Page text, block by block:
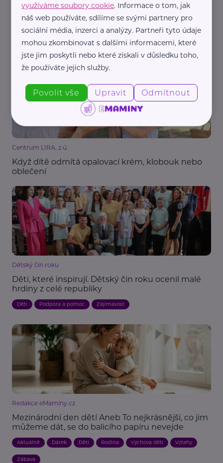
Prázdniny dávají dětským zubům zabrat.
Stomatolog upozorňuje na tři chyby, které rodiče
dělají nejčastěji
Centrum LIRA, z.ú.
Když dítě odmítá opalovací krém, klobouk nebo
oblečení
Dětský čin roku
Děti, které inspirují. Dětský čin roku ocenil malé
hrdiny z celé republiky
Děti Podpora a pomoc Zajímavost
Redakce eMaminy.cz
Mezinárodní den dětí Aneb To nejkrásnější, co jim
můžeme dát, se do balicího papíru nevejde
Aktuálně Dárek Děti Rodina Výchova dětí Vztahy
Zábava
využíváme soubory cookie. Informace o tom, jak
náš web používáte, sdílíme se svými partnery pro
sociální média, inzerci a analýzy. Partneři tyto údaje
mohou zkombinovat s dalšími informacemi, které
jste jim poskytli nebo které získali v důsledku toho,
že používáte jejich služby.
Povolit vše Upravit Odmítnout